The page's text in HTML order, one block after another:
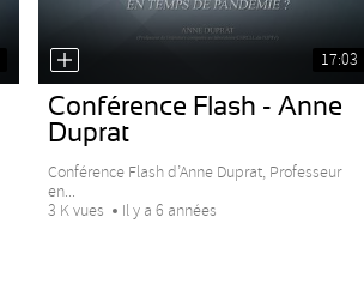
17:03
Conférence Flash - Anne
Duprat
Conférence Flash d’Anne Duprat, Professeur
en...
3 K vues
Il y a 6 années